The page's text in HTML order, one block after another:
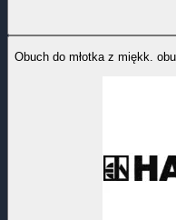
Obuch do młotka z miękk.